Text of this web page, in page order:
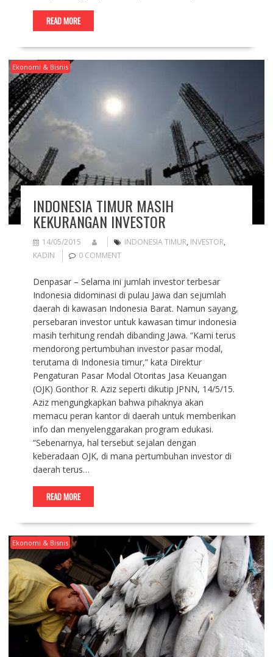
READ MORE
Ekonomi & Bisnis
INDONESIA TIMUR MASIH
KEKURANGAN INVESTOR
14/05/2015 INDONESIA TIMUR, INVESTOR,
KADIN
0 COMMENT
Denpasar – Selama ini jumlah investor terbesar
Indonesia didominasi di pulau Jawa dan sejumlah
daerah di kawasan Indonesia Barat. Namun sayang,
persebaran investor untuk kawasan timur indonesia
masih terhitung rendah dibanding Jawa. “Kami terus
mendorong pertumbuhan investor pasar modal,
terutama di Indonesia timur,” kata Direktur
Pengaturan Pasar Modal Otoritas Jasa Keuangan
(OJK) Gonthor R. Aziz seperti dikutip JPNN, 14/5/15.
Aziz mengungkapkan bahwa pihaknya akan
memacu peran kantor di daerah untuk memberikan
info dan menyelenggarakan program edukasi.
“Sebenarnya, hal tersebut sejalan dengan
keberadaan OJK, di mana pertumbuhan investor di
daerah terus…
READ MORE
Ekonomi & Bisnis